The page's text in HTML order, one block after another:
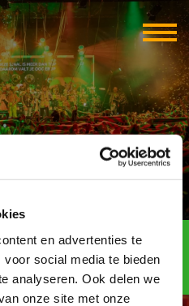
en advertenties te
social media te bieden
analyseren. Ook delen we
onze site met onze
Elf-elf
over
94